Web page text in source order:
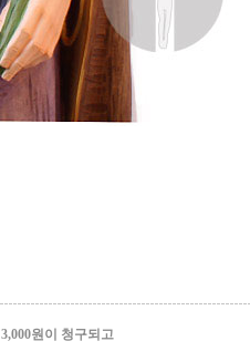
3,000원이 청구되고